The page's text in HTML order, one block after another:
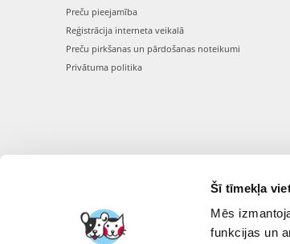
Šī tīmekļa
Mēs
funkcijas un
Preču pieejamība
Reģistrācija interneta veikalā
Preču pirkšanas un pārdošanas noteikumi
Privātuma politika